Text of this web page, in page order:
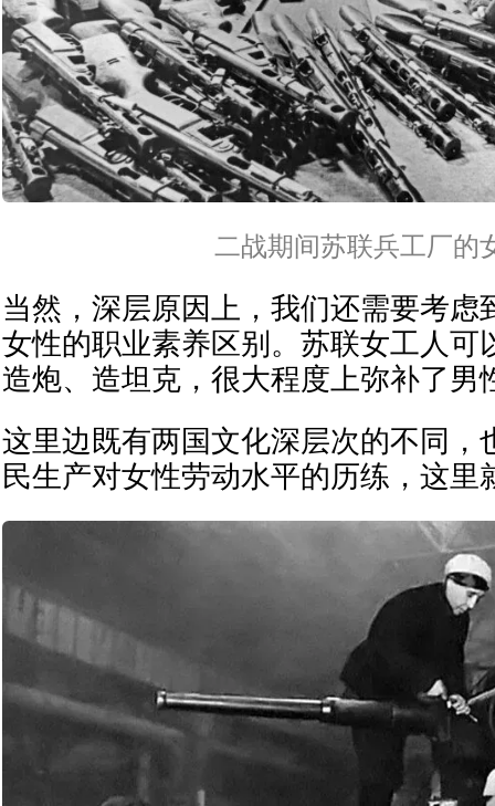
二战期间苏联兵工厂的
当然，深层原因上，我们还需要考虑
女性的职业素养区别。苏联女工人可
造炮、造坦克，很大程度上弥补了男
这里边既有两国文化深层次的不同，
民生产对女性劳动水平的历练，这里